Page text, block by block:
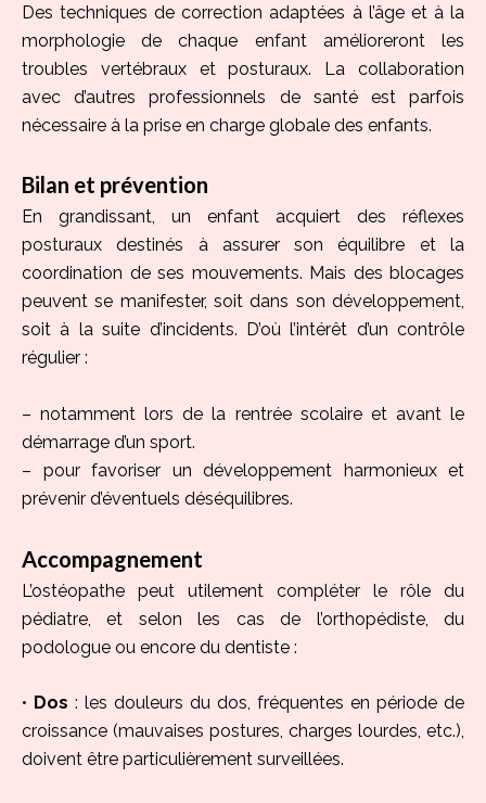
Des techniques de correction adaptées à l’âge et à la
morphologie de chaque enfant amélioreront les
troubles vertébraux et posturaux. La collaboration
avec d’autres professionnels de santé est parfois
nécessaire à la prise en charge globale des enfants.
Bilan et prévention
En grandissant, un enfant acquiert des réflexes
posturaux destinés à assurer son équilibre et la
coordination de ses mouvements. Mais des blocages
peuvent se manifester, soit dans son développement,
soit à la suite d’incidents. D’où l’intérêt d’un contrôle
régulier :
– notamment lors de la rentrée scolaire et avant le
démarrage d’un sport.
– pour favoriser un développement harmonieux et
prévenir d’éventuels déséquilibres.
Accompagnement
L’ostéopathe peut utilement compléter le rôle du
pédiatre, et selon les cas de l’orthopédiste, du
podologue ou encore du dentiste :
• Dos : les douleurs du dos, fréquentes en période de
croissance (mauvaises postures, charges lourdes, etc.),
doivent être particulièrement surveillées.